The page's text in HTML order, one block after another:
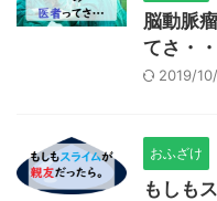
脳動脈
てさ・
2019/
おふざけ
もしも